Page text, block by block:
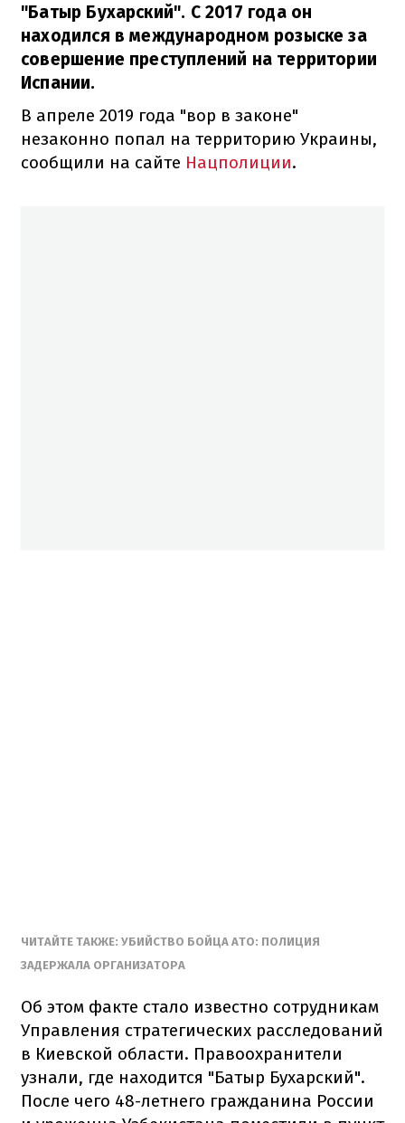
"Батыр Бухарский". С 2017 года он
находился в международном розыске за
совершение преступлений на территории
Испании.
В апреле 2019 года "вор в законе"
незаконно попал на территорию Украины,
сообщили на сайте Нацполиции.
ЧИТАЙТЕ ТАКЖЕ: УБИЙСТВО БОЙЦА АТО: ПОЛИЦИЯ
ЗАДЕРЖАЛА ОРГАНИЗАТОРА
Об этом факте стало известно сотрудникам
Управления стратегических расследований
в Киевской области. Правоохранители
узнали, где находится "Батыр Бухарский".
После чего 48-летнего гражданина России